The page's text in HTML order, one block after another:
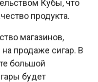
Кубы, что
продукта.
магазинов,
продаже сигар. В
большой
будет